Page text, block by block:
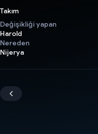
Takım
Değişikliği yapan
Harold
Nereden
Nijerya